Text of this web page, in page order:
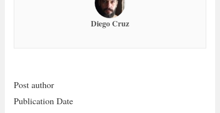
Diego Cruz
Post author
Publication Date